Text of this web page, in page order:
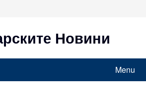
Новини
Menu